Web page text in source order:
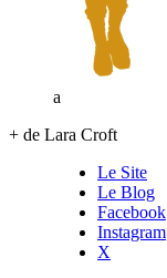
a
+ de Lara Croft
Le Site
Le Blog
Facebook
Instagram
X